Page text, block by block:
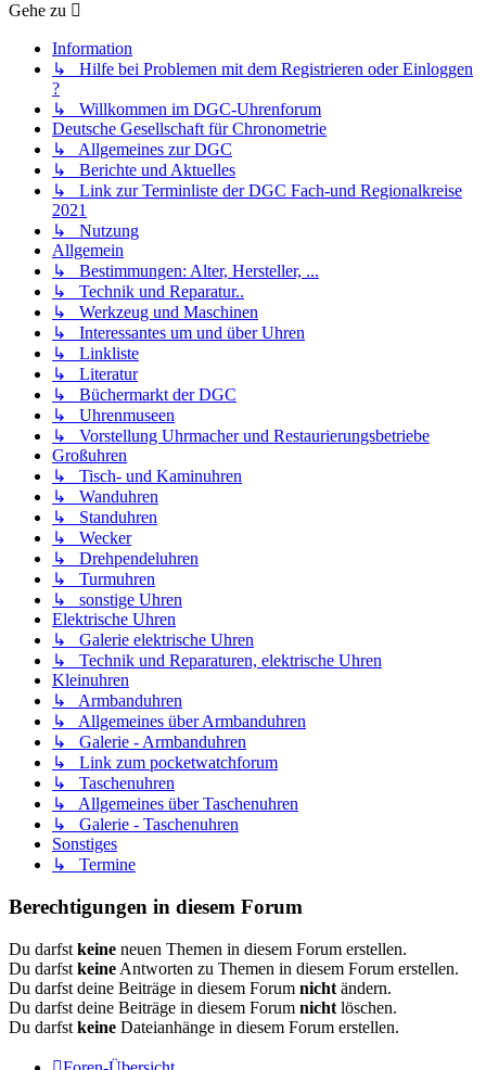
Gehe zu
Information
↳ Hilfe bei Problemen mit dem Registrieren oder Einloggen
?
↳ Willkommen im DGC-Uhrenforum
Deutsche Gesellschaft für Chronometrie
↳ Allgemeines zur DGC
↳ Berichte und Aktuelles
↳ Link zur Terminliste der DGC Fach-und Regionalkreise
2021
↳ Nutzung
Allgemein
↳ Bestimmungen: Alter, Hersteller, ...
↳ Technik und Reparatur..
↳ Werkzeug und Maschinen
↳ Interessantes um und über Uhren
↳ Linkliste
↳ Literatur
↳ Büchermarkt der DGC
↳ Uhrenmuseen
↳ Vorstellung Uhrmacher und Restaurierungsbetriebe
Großuhren
↳ Tisch- und Kaminuhren
↳ Wanduhren
↳ Standuhren
↳ Wecker
↳ Drehpendeluhren
↳ Turmuhren
↳ sonstige Uhren
Elektrische Uhren
↳ Galerie elektrische Uhren
↳ Technik und Reparaturen, elektrische Uhren
Kleinuhren
↳ Armbanduhren
↳ Allgemeines über Armbanduhren
↳ Galerie - Armbanduhren
↳ Link zum pocketwatchforum
↳ Taschenuhren
↳ Allgemeines über Taschenuhren
↳ Galerie - Taschenuhren
Sonstiges
↳ Termine
Berechtigungen in diesem Forum
Du darfst keine neuen Themen in diesem Forum erstellen.
Du darfst keine Antworten zu Themen in diesem Forum erstellen.
Du darfst deine Beiträge in diesem Forum nicht ändern.
Du darfst deine Beiträge in diesem Forum nicht löschen.
Du darfst keine Dateianhänge in diesem Forum erstellen.